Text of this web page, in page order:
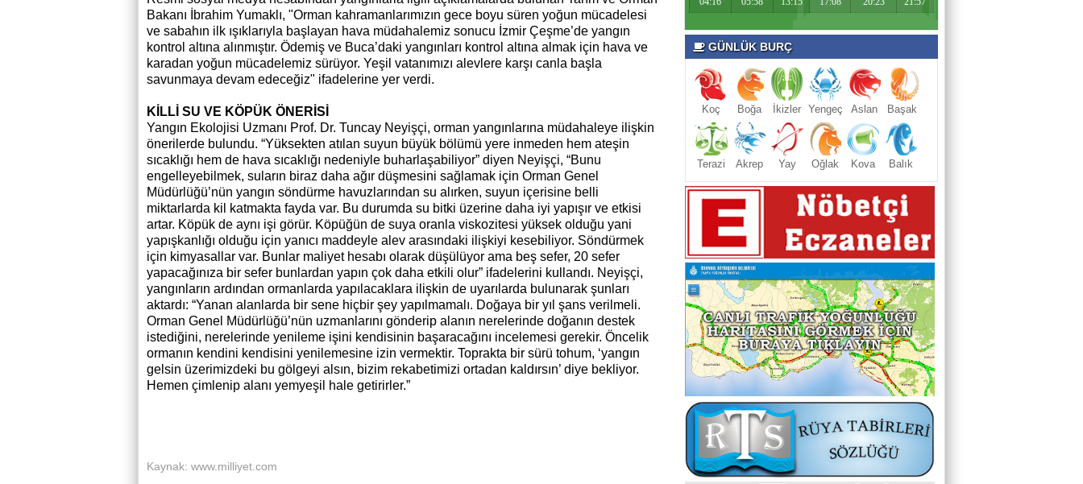
Bakanı İbrahim Yumaklı, "Orman kahramanlarımızın gece boyu süren yoğun mücadelesi
ve sabahın ilk ışıklarıyla başlayan hava müdahalemiz sonucu İzmir Çeşme’de yangın
kontrol altına alınmıştır. Ödemiş ve Buca’daki yangınları kontrol altına almak için hava ve
karadan yoğun mücadelemiz sürüyor. Yeşil vatanımızı alevlere karşı canla başla
savunmaya devam edeceğiz" ifadelerine yer verdi.
KİLLİ SU VE KÖPÜK ÖNERİSİ
Yangın Ekolojisi Uzmanı Prof. Dr. Tuncay Neyişçi, orman yangınlarına müdahaleye ilişkin
önerilerde bulundu. “Yüksekten atılan suyun büyük bölümü yere inmeden hem ateşin
sıcaklığı hem de hava sıcaklığı nedeniyle buharlaşabiliyor” diyen Neyişçi, “Bunu
engelleyebilmek, suların biraz daha ağır düşmesini sağlamak için Orman Genel
Müdürlüğü’nün yangın söndürme havuzlarından su alırken, suyun içerisine belli
miktarlarda kil katmakta fayda var. Bu durumda su bitki üzerine daha iyi yapışır ve etkisi
artar. Köpük de aynı işi görür. Köpüğün de suya oranla viskozitesi yüksek olduğu yani
yapışkanlığı olduğu için yanıcı maddeyle alev arasındaki ilişkiyi kesebiliyor. Söndürmek
için kimyasallar var. Bunlar maliyet hesabı olarak düşülüyor ama beş sefer, 20 sefer
yapacağınıza bir sefer bunlardan yapın çok daha etkili olur” ifadelerini kullandı. Neyişçi,
yangınların ardından ormanlarda yapılacaklara ilişkin de uyarılarda bulunarak şunları
aktardı: “Yanan alanlarda bir sene hiçbir şey yapılmamalı. Doğaya bir yıl şans verilmeli.
Orman Genel Müdürlüğü’nün uzmanlarını gönderip alanın nerelerinde doğanın destek
istediğini, nerelerinde yenileme işini kendisinin başaracağını incelemesi gerekir. Öncelik
ormanın kendini kendisini yenilemesine izin vermektir. Toprakta bir sürü tohum, ‘yangın
gelsin üzerimizdeki bu gölgeyi alsın, bizim rekabetimizi ortadan kaldırsın’ diye bekliyor.
Hemen çimlenip alanı yemyeşil hale getirirler.”
Kaynak: www.milliyet.com
GÜNLÜK BURÇ
Koç Boğa İkizler Yengeç Aslan Başak
Terazi Akrep Yay Oğlak Kova Balık